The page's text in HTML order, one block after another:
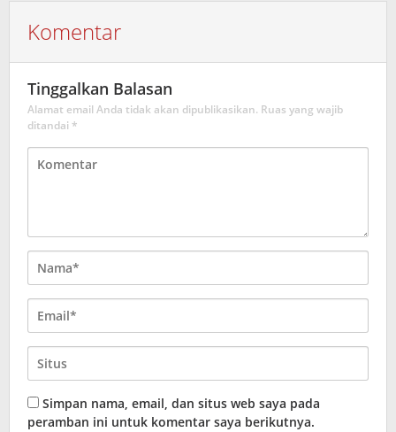
Komentar
Tinggalkan Balasan
Alamat email Anda tidak akan dipublikasikan. Ruas yang wajib
ditandai *
Simpan nama, email, dan situs web saya pada
peramban ini untuk komentar saya berikutnya.